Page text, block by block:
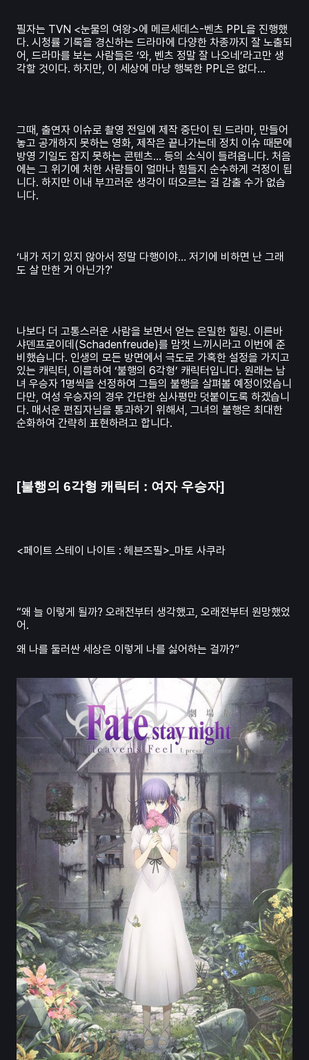
필자는 TVN <눈물의 여왕>에 메르세데스-벤츠 PPL을 진행했
다. 시청률 기록을 경신하는 드라마에 다양한 차종까지 잘 노출되
어, 드라마를 보는 사람들은 ‘와, 벤츠 정말 잘 나오네’라고만 생
각할 것이다. 하지만, 이 세상에 마냥 행복한 PPL은 없다…
그때, 출연자 이슈로 촬영 전일에 제작 중단이 된 드라마, 만들어
놓고 공개하지 못하는 영화, 제작은 끝나가는데 정치 이슈 때문에
방영 기일도 잡지 못하는 콘텐츠… 등의 소식이 들려옵니다. 처음
에는 그 위기에 처한 사람들이 얼마나 힘들지 순수하게 걱정이 됩
니다. 하지만 이내 부끄러운 생각이 떠오르는 걸 감출 수가 없습
니다.
‘내가 저기 있지 않아서 정말 다행이야… 저기에 비하면 난 그래
도 살 만한 거 아닌가?'
나보다 더 고통스러운 사람을 보면서 얻는 은밀한 힐링. 이른바
샤덴프로이데(Schadenfreude)를 맘껏 느끼시라고 이번에 준
비했습니다. 인생의 모든 방면에서 극도로 가혹한 설정을 가지고
있는 캐릭터, 이름하여 ‘불행의 6각형’ 캐릭터입니다. 원래는 남
녀 우승자 1명씩을 선정하여 그들의 불행을 살펴볼 예정이었습니
다만, 여성 우승자의 경우 간단한 심사평만 덧붙이도록 하겠습니
다. 매서운 편집자님을 통과하기 위해서, 그녀의 불행은 최대한
순화하여 간략히 표현하려고 합니다.
[불행의 6각형 캐릭터 : 여자 우승자]
<페이트 스테이 나이트 : 헤븐즈필>_마토 사쿠라
“왜 늘 이렇게 될까? 오래전부터 생각했고, 오래전부터 원망했었
어.
왜 나를 둘러싼 세상은 이렇게 나를 싫어하는 걸까?”